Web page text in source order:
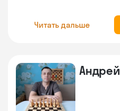
Читать дальше
Андрей